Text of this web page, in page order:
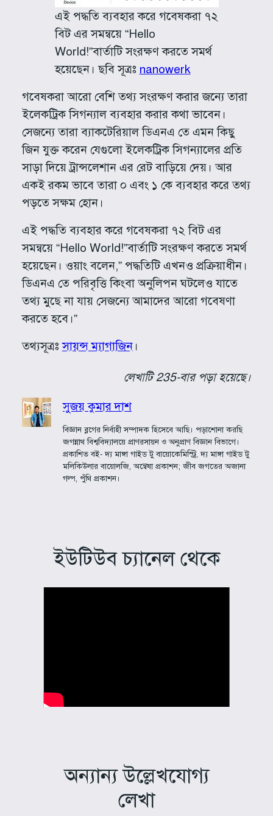
এই পদ্ধতি ব্যবহার করে গবেষকরা ৭২
বিট এর সমন্বয়ে “Hello
World!”বার্তাটি সংরক্ষণ করতে সমর্থ
হয়েছেন। ছবি সূত্রঃ nanowerk
গবেষকরা আরো বেশি তথ্য সংরক্ষণ করার জন্যে তারা
ইলেকট্রিক সিগন্যাল ব্যবহার করার কথা ভাবেন।
সেজন্যে তারা ব্যাকটেরিয়াল ডিএনএ তে এমন কিছু
জিন যুক্ত করেন যেগুলো ইলেকট্রিক সিগন্যালের প্রতি
সাড়া দিয়ে ট্রান্সলেশান এর রেট বাড়িয়ে দেয়। আর
একই রকম ভাবে তারা ০ এবং ১ কে ব্যবহার করে তথ্য
পড়তে সক্ষম হোন।
এই পদ্ধতি ব্যবহার করে গবেষকরা ৭২ বিট এর
সমন্বয়ে “Hello World!”বার্তাটি সংরক্ষণ করতে সমর্থ
হয়েছেন। ওয়াং বলেন,” পদ্ধতিটি এখনও প্রক্রিয়াধীন।
ডিএনএ তে পরিবৃত্তি কিংবা অনুলিপন ঘটলেও যাতে
তথ্য মুছে না যায় সেজন্যে আমাদের আরো গবেষণা
করতে হবে।”
তথ্যসূত্রঃসায়ন্স ম্যাগাজিন।
লেখাটি 235-বার পড়া হয়েছে।
সুজয় কুমার দাশ
বিজ্ঞান ব্লগের নির্বাহী সম্পাদক হিসেবে আছি। পড়াশোনা করছি
জগন্নাথ বিশ্ববিদ্যালয়ে প্রাণরসায়ন ও অনুপ্রাণ বিজ্ঞান বিভাগে।
প্রকাশিত বই- দ্য মাঙ্গা গাইড টু বায়োকেমিস্ট্রি, দ্য মাঙ্গা গাইড টু
মলিকিউলার বায়োলজি, অন্বেষা প্রকাশন; জীব জগতের অজানা
গল্প, পুঁথি প্রকাশন।
ইউটিউব চ্যানেল থেকে
অন্যান্য উল্লেখযোগ্য
লেখা